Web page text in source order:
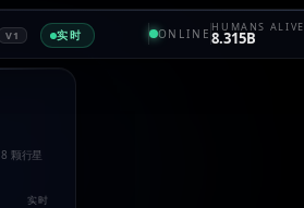
V1 实时 ONLINE HUMANS ALIVE
8.315B
8 颗行星
实时